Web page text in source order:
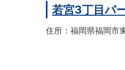
若宮3丁目パ
住所：福岡県福岡市